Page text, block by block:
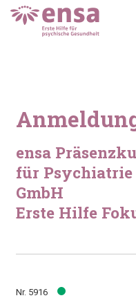
ensa
für Psychiatrie
GmbH
Erste Hilfe
Nr. 5916